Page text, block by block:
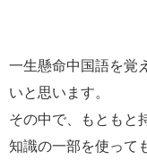
一生懸命中国語を覚
いと思います。
その中で、もともと
知識の一部を使って